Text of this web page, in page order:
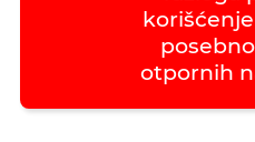
otpornih